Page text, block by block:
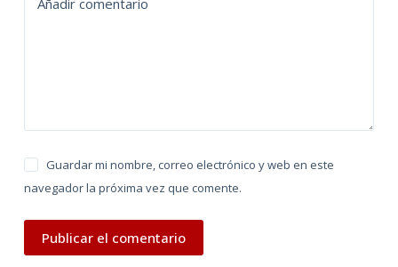
Guardar mi nombre, correo electrónico y web en este
navegador la próxima vez que comente.
Publicar el comentario